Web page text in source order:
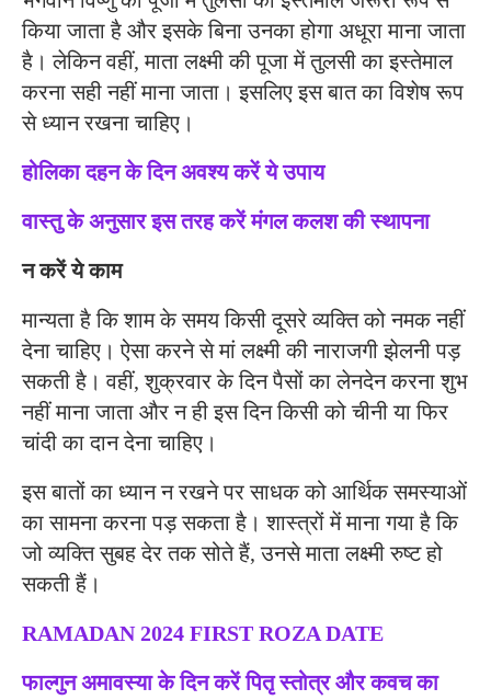
किया जाता है और इसके बिना उनका होगा अधूरा माना जाता
है। लेकिन वहीं, माता लक्ष्मी की पूजा में तुलसी का इस्तेमाल
करना सही नहीं माना जाता। इसलिए इस बात का विशेष रूप
से ध्यान रखना चाहिए।
होलिका दहन के दिन अवश्य करें ये उपाय
वास्तु के अनुसार इस तरह करें मंगल कलश की स्थापना
न करें ये काम
मान्यता है कि शाम के समय किसी दूसरे व्यक्ति को नमक नहीं
देना चाहिए। ऐसा करने से मां लक्ष्मी की नाराजगी झेलनी पड़
सकती है। वहीं, शुक्रवार के दिन पैसों का लेनदेन करना शुभ
नहीं माना जाता और न ही इस दिन किसी को चीनी या फिर
चांदी का दान देना चाहिए।
इस बातों का ध्यान न रखने पर साधक को आर्थिक समस्याओं
का सामना करना पड़ सकता है। शास्त्रों में माना गया है कि
जो व्यक्ति सुबह देर तक सोते हैं, उनसे माता लक्ष्मी रुष्ट हो
सकती हैं।
RAMADAN 2024 FIRST ROZA DATE
फाल्गुन अमावस्या के दिन करें पितृ स्तोत्र और कवच का